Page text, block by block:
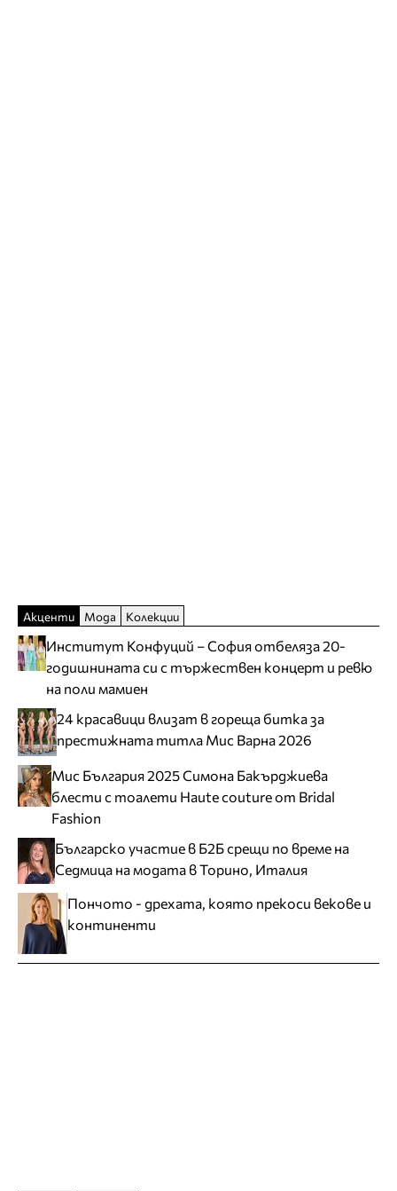
Акценти Мода Колекции
Институт Конфуций – София отбеляза 20-
годишнината си с тържествен концерт и ревю
на поли мамиен
24 красавици влизат в гореща битка за
престижната титла Мис Варна 2026
Мис България 2025 Симона Бакърджиева
блести с тоалети Haute couture от Bridal
Fashion
Българско участие в Б2Б срещи по време на
Седмица на модата в Торино, Италия
Пончото - дрехата, която прекоси векове и
континенти